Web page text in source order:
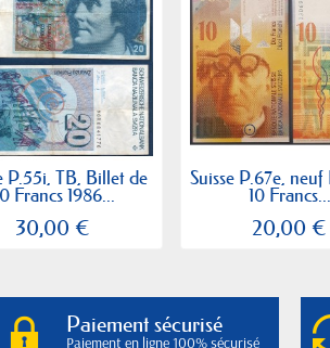
P.55i, TB, Billet de
Francs 1986...
30,00 €
Suisse P.67e,
10 Francs...
20,00 €
Paiement sécurisé
Paiement en ligne 100% sécurisé